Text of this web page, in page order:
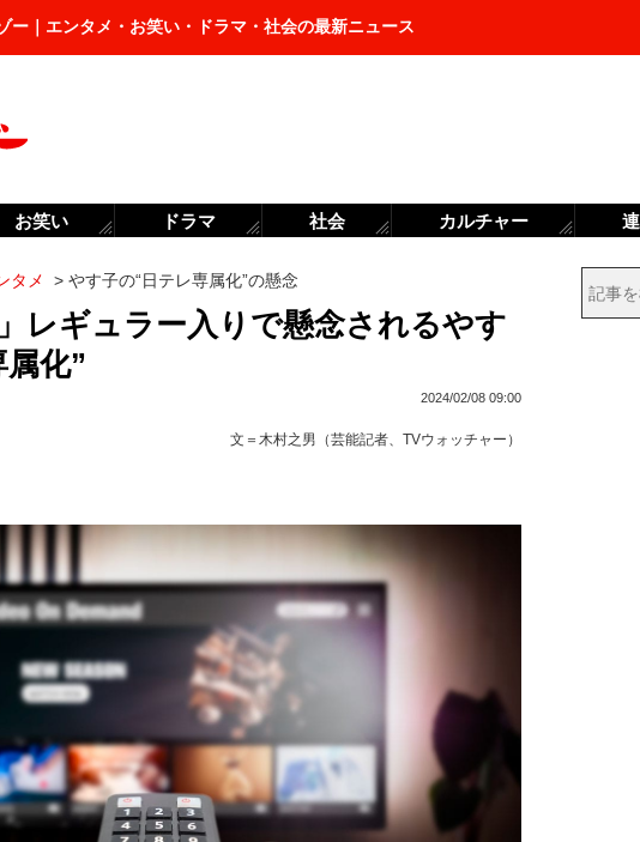
ー｜エンタメ・お笑い・ドラマ・社会の最新ニュース
タメ > やす子の“日テレ専属化”の懸念
レギュラー入りで懸念されるやす
化”
2024/02/08 09:00
文＝ 木村之男（芸能記者、TVウォッチャー）
お笑い ドラマ 社会 カルチャー